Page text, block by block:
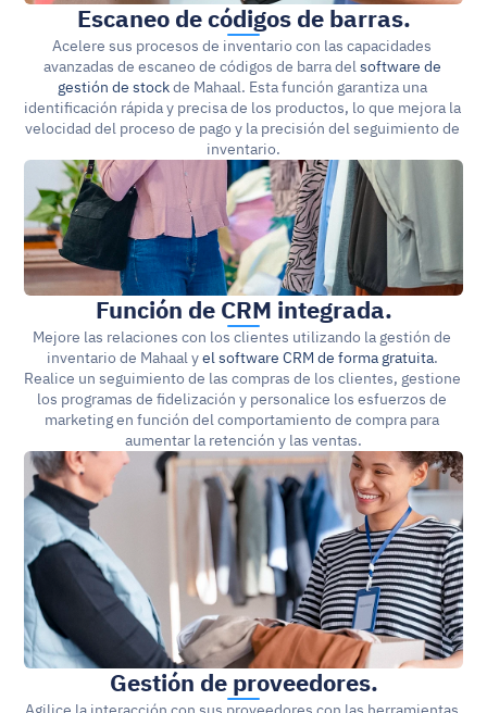
Escaneo de códigos de barras.
Acelere sus procesos de inventario con las capacidades
avanzadas de escaneo de códigos de barra del software de
gestión de stock de Mahaal. Esta función garantiza una
identificación rápida y precisa de los productos, lo que mejora la
velocidad del proceso de pago y la precisión del seguimiento de
inventario.
Función de CRM integrada.
Mejore las relaciones con los clientes utilizando la gestión de
inventario de Mahaal yel software CRM de forma gratuita.
Realice un seguimiento de las compras de los clientes, gestione
los programas de fidelización y personalice los esfuerzos de
marketing en función del comportamiento de compra para
aumentar la retención y las ventas.
Gestión de proveedores.